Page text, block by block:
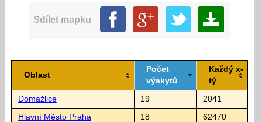
Sdílet mapku
Oblast
Počet
výskytů
Každý x-
tý
Domažlice 19 2041
Hlavní Město Praha 18 62470